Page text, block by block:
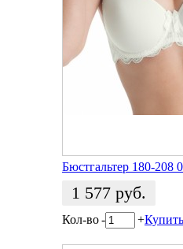
Бюстгальтер 180-208
1 577 руб.
Кол-во- +Купить